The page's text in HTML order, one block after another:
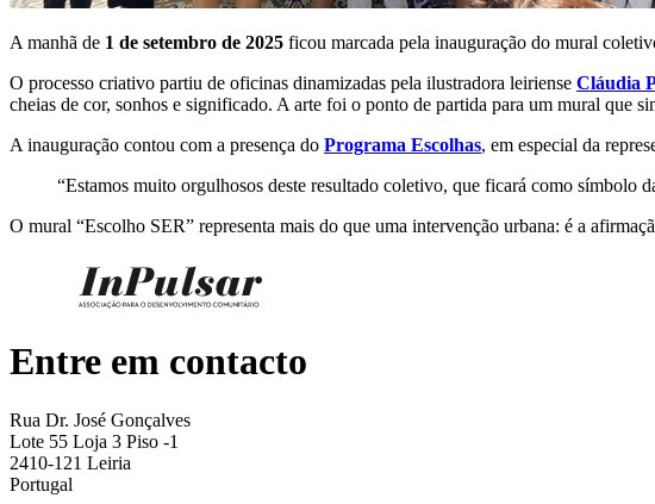
A manhã de 1 de setembro de 2025 ficou marcada pela inauguração do mural
O processo criativo partiu de oficinas dinamizadas pela ilustradora leiriense Cláudia
cheias de cor, sonhos e significado. A arte foi o ponto de partida para um mural que
A inauguração contou com a presença do Programa Escolhas, em especial da
“Estamos muito orgulhosos deste resultado coletivo, que ficará como símbolo
O mural “Escolho SER” representa mais do que uma intervenção urbana: é a
Entre em contacto
Rua Dr. José Gonçalves
Lote 55 Loja 3 Piso -1
2410-121 Leiria
Portugal